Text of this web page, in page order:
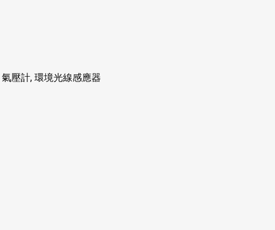
氣壓計, 環境光線感應器